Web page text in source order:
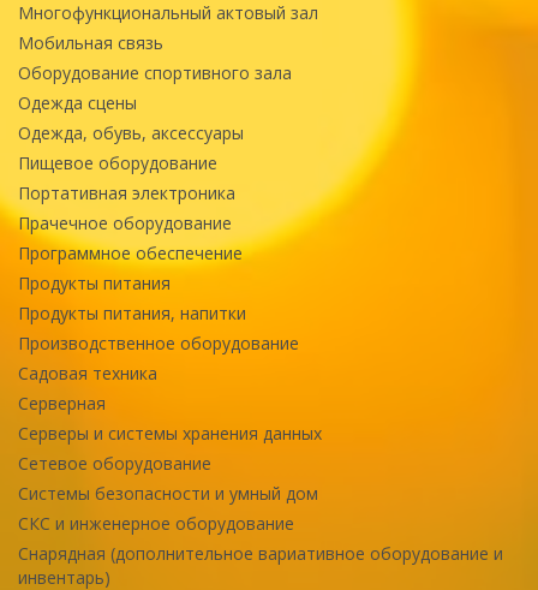
Многофункциональный актовый зал
Мобильная связь
Оборудование спортивного зала
Одежда сцены
Одежда, обувь, аксессуары
Пищевое оборудование
Портативная электроника
Прачечное оборудование
Программное обеспечение
Продукты питания
Продукты питания, напитки
Производственное оборудование
Садовая техника
Серверная
Серверы и системы хранения данных
Сетевое оборудование
Системы безопасности и умный дом
СКС и инженерное оборудование
Снарядная (дополнительное вариативное оборудование и
инвентарь)